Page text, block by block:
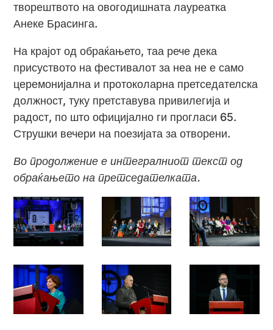
творештвото на овогодишната лауреатка
Анеке Брасинга.
На крајот од обраќањето, таа рече дека
присуството на фестивалот за неа не е само
церемонијална и протоколарна претседателска
должност, туку претставува привилегија и
радост, по што официјално ги прогласи 65.
Струшки вечери на поезијата за отворени.
Во продолжение е интегралниот текст од
обраќањето на претседателката.